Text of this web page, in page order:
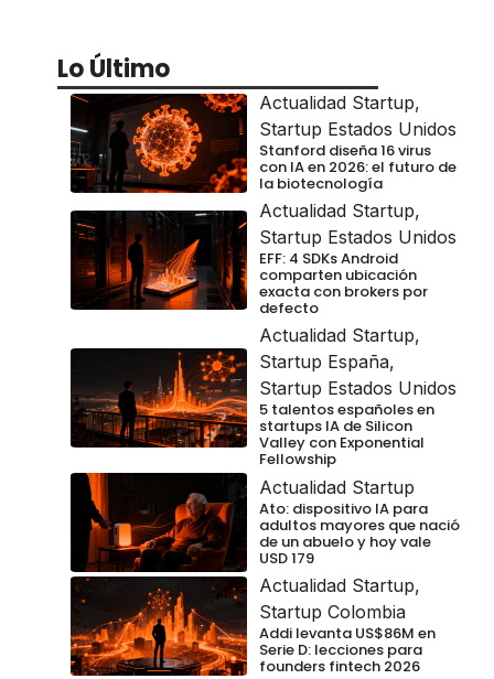
Lo Último
Actualidad Startup,
Startup Estados Unidos
Stanford diseña 16 virus
con IA en 2026: el futuro de
la biotecnología
Actualidad Startup,
Startup Estados Unidos
EFF: 4 SDKs Android
comparten ubicación
exacta con brokers por
defecto
Actualidad Startup,
Startup España,
Startup Estados Unidos
5 talentos españoles en
startups IA de Silicon
Valley con Exponential
Fellowship
Actualidad Startup
Ato: dispositivo IA para
adultos mayores que nació
de un abuelo y hoy vale
USD 179
Actualidad Startup,
Startup Colombia
Addi levanta US$86M en
Serie D: lecciones para
founders fintech 2026